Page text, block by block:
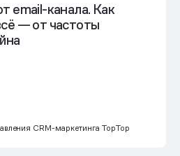
email-канала. Как
— от частоты
CRM-маркетинга TopTop